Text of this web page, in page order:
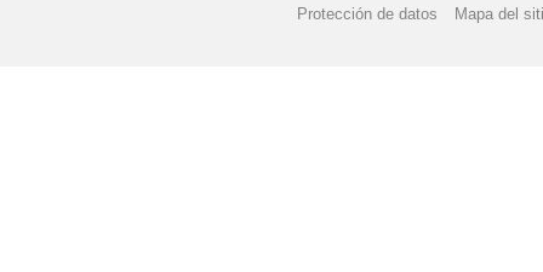
Protección de datos Mapa del